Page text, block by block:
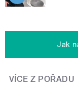
Jak
VÍCE Z POŘADU